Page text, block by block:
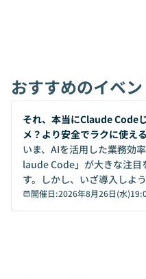
おすすめのイベン
開催前
それ、本当にClaude Code
メ？より安全でラクに使え
デモ
いま、AIを活用した業務効
laude Code」が大きな注目
す。しかし、いざ導入しよ
キュリティ面の懸念や権限
から、気軽に使えないケー
開催日:2026年8月26日(水